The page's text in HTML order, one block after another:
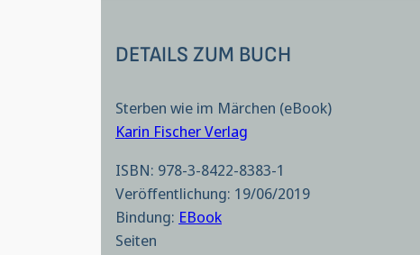
DETAILS ZUM BUCH
Sterben wie im Märchen (eBook)
Karin Fischer Verlag
ISBN: 978-3-8422-8383-1
Veröffentlichung: 19/06/2019
Bindung: EBook
Seiten